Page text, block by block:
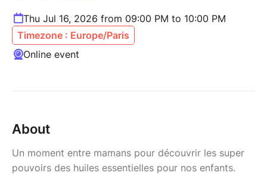
Thu Jul 16, 2026 from 09:00 PM to 10:00 PM
Timezone : Europe/Paris
Online event
About
Un moment entre mamans pour découvrir les super
pouvoirs des huiles essentielles pour nos enfants.